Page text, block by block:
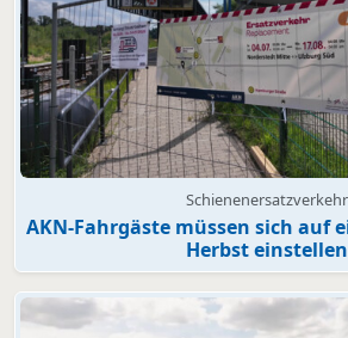
Schienenersatzverkehr
AKN-Fahrgäste müssen sich auf
Herbst einstellen